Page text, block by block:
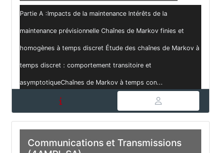
Partie A :Impacts de la maintenance Intérêts de la
maintenance prévisionnelle Chaînes de Markov finies et
homogènes à temps discret Étude des chaînes de Markov à
temps discret : comportement transitoire et
asymptotiqueChaînes de Markov à temps con...
Communications et Transmissions